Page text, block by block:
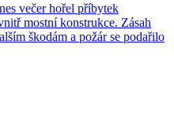
večer hořel příbytek
mostní konstrukce. Zásah
škodám a požár se podařilo